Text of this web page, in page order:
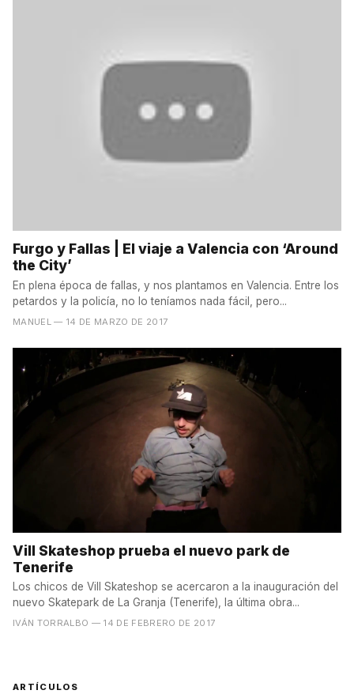
Furgo y Fallas | El viaje a Valencia con ‘Around
the City’
En plena época de fallas, y nos plantamos en Valencia. Entre los
petardos y la policía, no lo teníamos nada fácil, pero...
MANUEL — 14 DE MARZO DE 2017
Vill Skateshop prueba el nuevo park de
Tenerife
Los chicos de Vill Skateshop se acercaron a la inauguración del
nuevo Skatepark de La Granja (Tenerife), la última obra...
IVÁN TORRALBO — 14 DE FEBRERO DE 2017
ARTÍCULOS